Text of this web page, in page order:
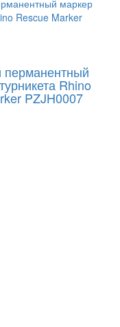
перманентный
Rhino
PZJH0007